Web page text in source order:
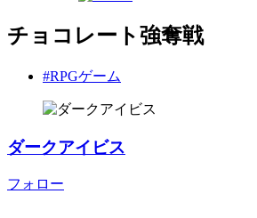
チョコレート強奪戦
#RPGゲーム
ダークアイビス
フォロー